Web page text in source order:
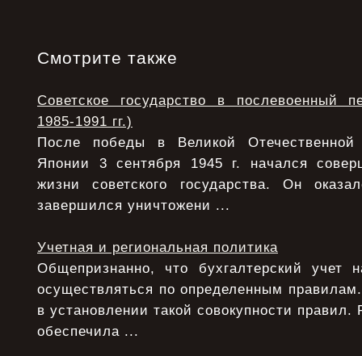
Смотрите также
Советское государство в послевоенный
1985-1991 гг.)
После победы в Великой
Японии 3 сентября 1945 г. начался
жизни советского государства. Он
завершился уничтожени ...
Учетная и региональная политика
Общепризнанно, что бухгалтерский учет
осуществляться по определенным
в установлении такой совокупности
обеспечила ...